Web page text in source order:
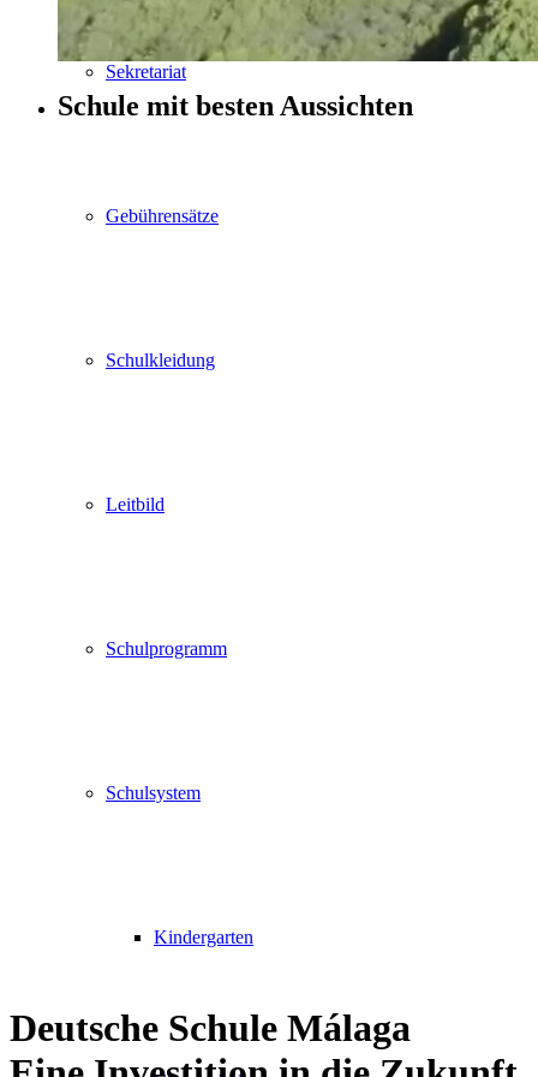
Sekretariat
Gebührensätze
Schulkleidung
Leitbild
Schulprogramm
Schulsystem
Kindergarten
Schule mit besten Aussichten
Deutsche Schule Málaga